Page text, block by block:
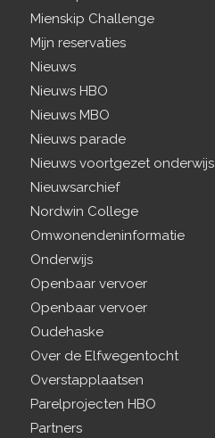
Mienskip Challenge
Mijn reservaties
Nieuws
Nieuws HBO
Nieuws MBO
Nieuws parade
Nieuws voortgezet onderwijs
Nieuwsarchief
Nordwin College
Omwonendeninformatie
Onderwijs
Openbaar vervoer
Openbaar vervoer
Oudehaske
Over de Elfwegentocht
Overstapplaatsen
Parelprojecten HBO
Partners